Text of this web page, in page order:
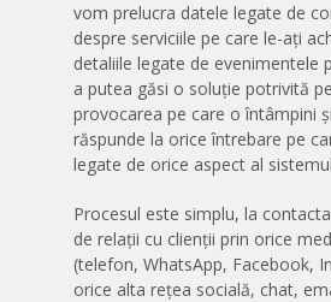
vom prelucra datele legate de
despre serviciile pe care le-ați
detaliile legate de evenimentele
a putea găsi o soluție potrivită
provocarea pe care o întâmpini
răspunde la orice întrebare pe
legate de orice aspect al
Procesul este simplu, la
de relații cu clienții prin orice
(telefon, WhatsApp, Facebook,
orice alta rețea socială, chat,